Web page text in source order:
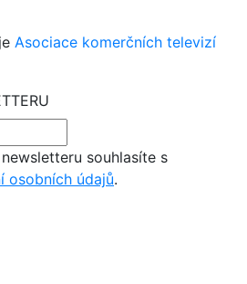
Asociace komerčních televizí
souhlasíte s
osobních údajů.